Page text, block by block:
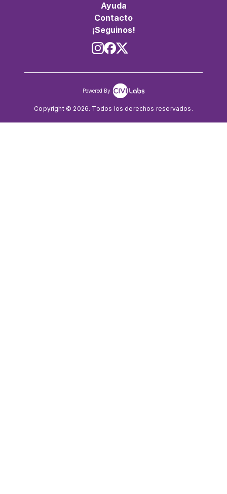
Ayuda
Contacto
¡Seguinos!
Powered By
Copyright © 2026. Todos los derechos reservados.